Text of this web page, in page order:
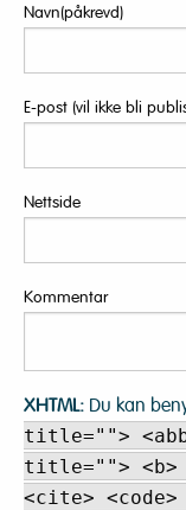
Navn(påkrevd)
E-post (vil ikke bli
Nettside
Kommentar
XHTML: Du kan
title="">
title=""> <b>
<cite>